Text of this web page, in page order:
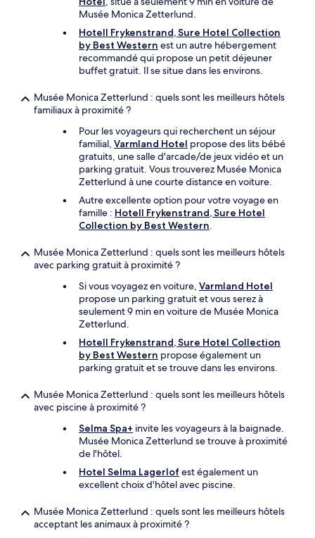
Musée Monica Zetterlund.
Hotell Frykenstrand, Sure Hotel Collection
by Best Western est un autre hébergement
recommandé qui propose un petit déjeuner
buffet gratuit. Il se situe dans les environs.
Musée Monica Zetterlund : quels sont les meilleurs hôtels
familiaux à proximité ?
Pour les voyageurs qui recherchent un séjour
familial, Varmland Hotel propose des lits bébé
gratuits, une salle d'arcade/de jeux vidéo et un
parking gratuit. Vous trouverez Musée Monica
Zetterlund à une courte distance en voiture.
Autre excellente option pour votre voyage en
famille : Hotell Frykenstrand, Sure Hotel
Collection by Best Western.
Musée Monica Zetterlund : quels sont les meilleurs hôtels
avec parking gratuit à proximité ?
Si vous voyagez en voiture, Varmland Hotel
propose un parking gratuit et vous serez à
seulement 9 min en voiture de Musée Monica
Zetterlund.
Hotell Frykenstrand, Sure Hotel Collection
by Best Western propose également un
parking gratuit et se trouve dans les environs.
Musée Monica Zetterlund : quels sont les meilleurs hôtels
avec piscine à proximité ?
Selma Spa+ invite les voyageurs à la baignade.
Musée Monica Zetterlund se trouve à proximité
de l'hôtel.
Hotel Selma Lagerlof est également un
excellent choix d'hôtel avec piscine.
Musée Monica Zetterlund : quels sont les meilleurs hôtels
acceptant les animaux à proximité ?